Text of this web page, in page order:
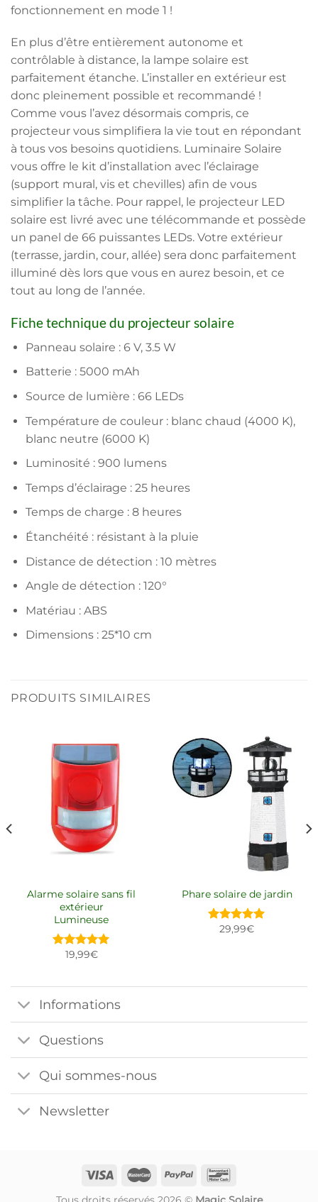
fonctionnement en mode 1 !
En plus d’être entièrement autonome et
contrôlable à distance, la lampe solaire est
parfaitement étanche. L’installer en extérieur est
donc pleinement possible et recommandé !
Comme vous l’avez désormais compris, ce
projecteur vous simplifiera la vie tout en répondant
à tous vos besoins quotidiens. Luminaire Solaire
vous offre le kit d’installation avec l’éclairage
(support mural, vis et chevilles) afin de vous
simplifier la tâche. Pour rappel, le projecteur LED
solaire est livré avec une télécommande et possède
un panel de 66 puissantes LEDs. Votre extérieur
(terrasse, jardin, cour, allée) sera donc parfaitement
illuminé dès lors que vous en aurez besoin, et ce
tout au long de l’année.
Fiche technique du projecteur solaire
Panneau solaire : 6 V, 3.5 W
Batterie : 5000 mAh
Source de lumière : 66 LEDs
Température de couleur : blanc chaud (4000 K),
blanc neutre (6000 K)
Luminosité : 900 lumens
Temps d’éclairage : 25 heures
Temps de charge : 8 heures
Étanchéité : résistant à la pluie
Distance de détection : 10 mètres
Angle de détection : 120°
Matériau : ABS
Dimensions : 25*10 cm
PRODUITS SIMILAIRES
Alarme solaire sans fil
extérieur
Lumineuse
Note5.00
19,99€
Phare solaire de jardin
Note5.00
29,99€
Informations
Questions
Qui sommes-nous
Newsletter